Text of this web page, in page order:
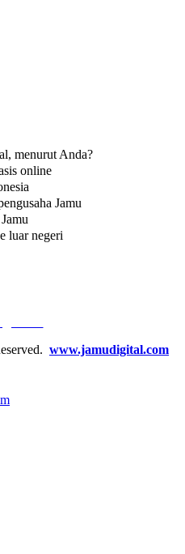
menurut Anda?
online
Jamu
luar negeri
www.jamudigital.com